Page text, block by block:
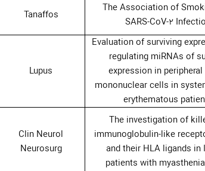
The Association of
SARS-CoV-2
Tanaffos
Evaluation of surviving
regulating miRNAs of
expression in
mononuclear cells in
erythematous
Lupus
The investigation of
immunoglobulin-like
and their HLA ligands in
patients with
Clin Neurol
Neurosurg